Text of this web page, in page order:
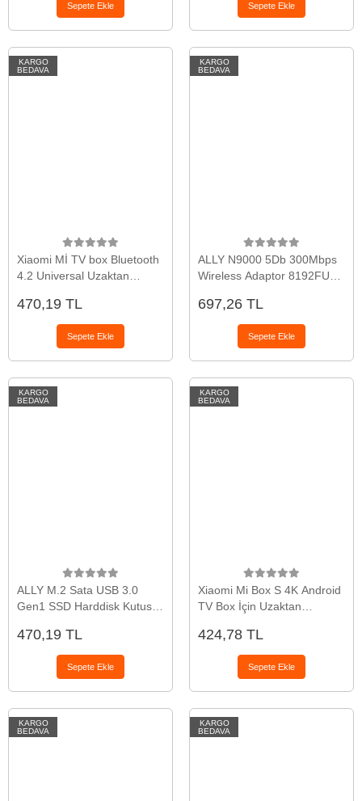
Sepete Ekle Sepete Ekle
KARGO
BEDAVA
Xiaomi Mİ TV box Bluetooth
4.2 Universal Uzaktan
470,19 TL
Sepete Ekle
KARGO
BEDAVA
ALLY N9000 5Db 300Mbps
Wireless Adaptor 8192FU
697,26 TL
Sepete Ekle
KARGO
BEDAVA
ALLY M.2 Sata USB 3.0
Gen1 SSD Harddisk Kutusu
470,19 TL
Sepete Ekle
KARGO
BEDAVA
Xiaomi Mi Box S 4K Android
TV Box İçin Uzaktan
424,78 TL
Sepete Ekle
KARGO
BEDAVA
KARGO
BEDAVA